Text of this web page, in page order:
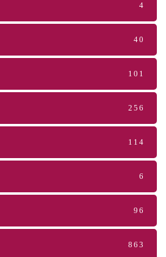
4
40
101
256
114
6
96
863